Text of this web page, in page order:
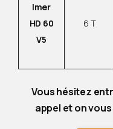
Imer
HD 60
V5
6 T
Vous hésitez
appel et on